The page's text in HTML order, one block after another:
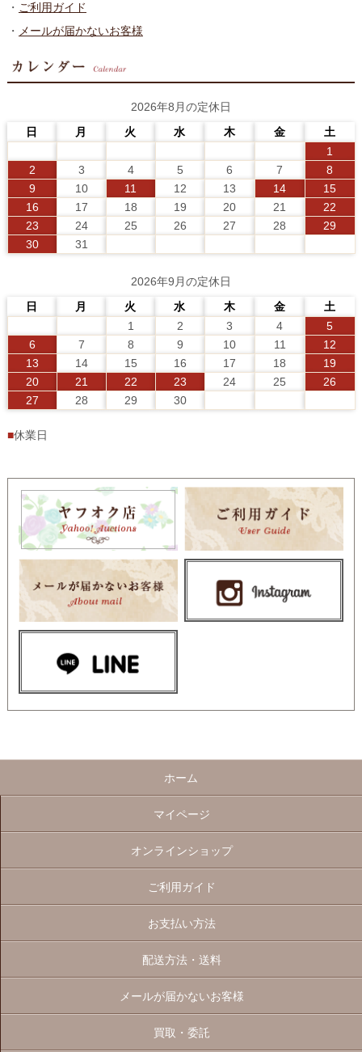
・ ご利用ガイド
・ メールが届かないお客様
2026年8月の定休日
日
月 火 水 木 金
土
1
2
3 4 5 6 7
8
9
10 11 12 13 14
15
16
17 18 19 20 21
22
23
24 25 26 27 28
29
30
31
2026年9月の定休日
日
月 火 水 木 金
土
1
2 3 4
5
6
7 8 9 10 11
12
13
14 15 16 17 18
19
20
21 22 23 24 25
26
27
28 29 30
■休業日
ホーム
マイページ
オンラインショップ
ご利用ガイド
お支払い方法
配送方法・送料
メールが届かないお客様
買取・委託